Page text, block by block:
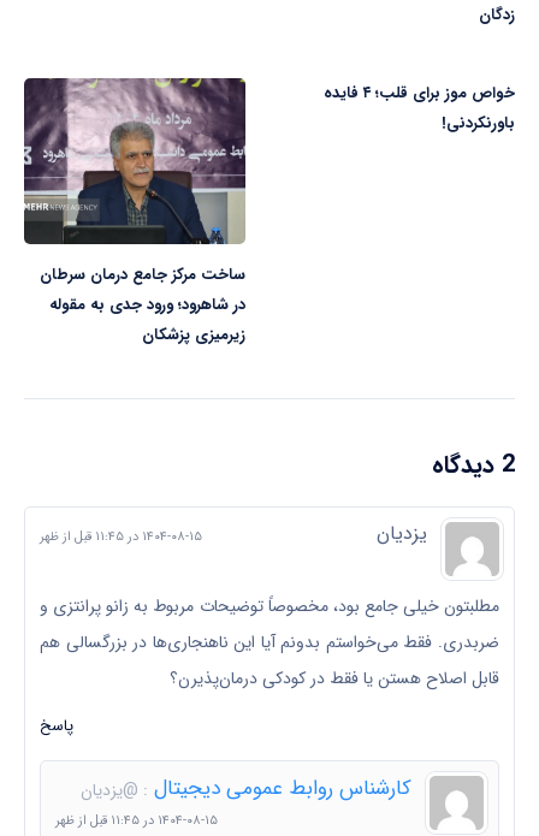
زدگان
خواص موز برای قلب؛ ۴ فایده
باورنکردنی!
ساخت مرکز جامع درمان سرطان
در شاهرود؛ ورود جدی به مقوله
زیرمیزی پزشکان
2 دیدگاه
یزدیان ۱۴۰۴-۰۸-۱۵ در ۱۱:۴۵ قبل از ظهر
مطلبتون خیلی جامع بود، مخصوصاً توضیحات مربوط به زانو پرانتزی و
ضربدری. فقط می‌خواستم بدونم آیا این ناهنجاری‌ها در بزرگسالی هم
قابل اصلاح هستن یا فقط در کودکی درمان‌پذیرن؟
پاسخ
کارشناس روابط عمومی دیجیتال : @یزدیان
۱۴۰۴-۰۸-۱۵ در ۱۱:۴۵ قبل از ظهر